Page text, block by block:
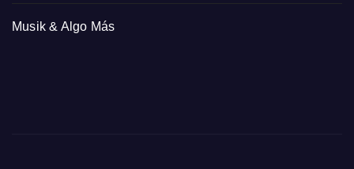
Musik & Algo Más